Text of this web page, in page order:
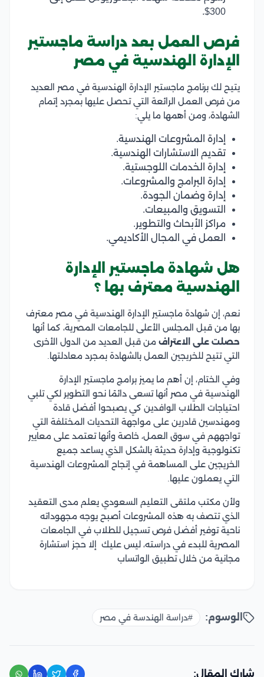
300$.
فرص العمل بعد دراسة ماجستير
الإدارة الهندسية في مصر
يتيح لك برنامج ماجستير الإدارة الهندسية في مصر العديد
من فرص العمل الرائعة التي تحصل عليها بمجرد إتمام
الشهادة، ومن أهمها ما يلي:
إدارة المشروعات الهندسية.
تقديم الاستشارات الهندسية.
إدارة الخدمات اللوجستية.
إدارة البرامج والمشروعات.
إدارة وضمان الجودة.
التسويق والمبيعات.
مراكز الأبحاث والتطوير.
العمل في المجال الأكاديمي.
هل شهادة ماجستير الإدارة
الهندسية معترف بها ؟
نعم، إن شهادة ماجستير الإدارة الهندسية في مصر معترف
بها من قبل المجلس الأعلى للجامعات المصرية، كما أنها
حصلت على الاعتراف من قبل العديد من الدول الأخرى
التي تتيح للخريجين العمل بالشهادة بمجرد معادلتها.
وفي الختام، إن أهم ما يميز برامج ماجستير الإدارة
الهندسية في مصر أنها تسعى دائمًا نحو التطوير لكي تلبي
احتياجات الطلاب الوافدين كي يصبحوا أفضل قادة
ومهندسين قادرين على مواجهة التحديات المختلفة التي
تواجههم في سوق العمل، خاصة وأنها تعتمد على معايير
تكنولوجية وإدارة حديثة بالشكل الذي يساعد جميع
الخريجين على المساهمة في إنجاح المشروعات الهندسية
التي يعملون عليها.
ولأن مكتب ملتقى التعليم السعودي يعلم مدى التعقيد
الذي تتصف به هذه المشروعات أصبح يوجه مجهوداته
ناحية توفير أفضل فرص تسجيل للطلاب في الجامعات
المصرية للبدء في دراسته، ليس عليك إلا حجز استشارة
مجانية من خلال تطبيق الواتساب
الوسوم: #دراسة الهندسة في مصر
شارك المقال: